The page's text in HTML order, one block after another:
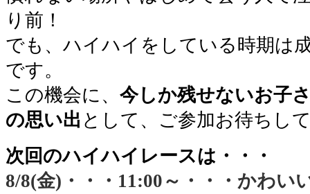
り前！
でも、ハイハイをしている時期は
です。
この機会に、 今しか残せないお子
の思い出 として、ご参加お待ちし
次回のハイハイレースは・・・
8/8(金)・・・11:00～・・・かわい